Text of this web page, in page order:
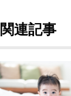
関連記事